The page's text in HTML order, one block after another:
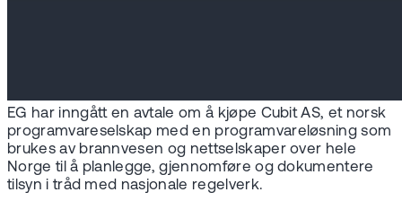
EG har inngått en avtale om å kjøpe Cubit AS, et norsk
programvareselskap med en programvareløsning som
brukes av brannvesen og nettselskaper over hele
Norge til å planlegge, gjennomføre og dokumentere
tilsyn i tråd med nasjonale regelverk.